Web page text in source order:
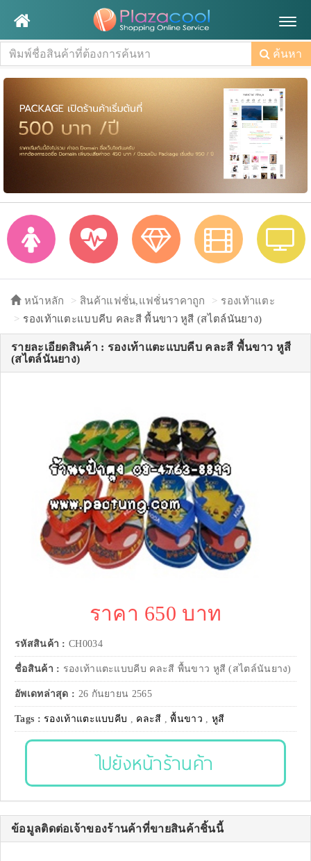
ค้นหา
หน้าหลัก สินค้าแฟชั่น,แฟชั่นราคาถูก
รองเท้าแตะ
รองเท้าแตะแบบคีบ คละสี พื้นขาว หูสี (สไตล์นันยาง)
รายละเอียดสินค้า : รองเท้าแตะแบบคีบ คละสี พื้นขาว หูสี
(สไตล์นันยาง)
ราคา 650 บาท
รหัสสินค้า : CH0034
ชื่อสินค้า : รองเท้าแตะแบบคีบ คละสี พื้นขาว หูสี (สไตล์นันยาง)
อัพเดทล่าสุด : 26 กันยายน 2565
Tags :รองเท้าแตะแบบคีบ , คละสี ,พื้นขาว , หูสี
ไปยังหน้าร้านค้า
ข้อมูลติดต่อเจ้าของร้านค้าที่ขายสินค้าชิ้นนี้